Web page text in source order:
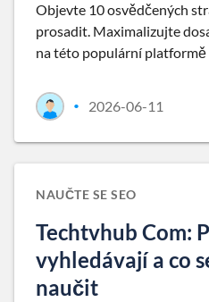
Objevte 10 osvědčených
prosadit. Maximalizujte
na této populární platformě
• 2026-06-11
NAUČTE SE SEO
Techtvhub Com:
vyhledávají a co
naučit